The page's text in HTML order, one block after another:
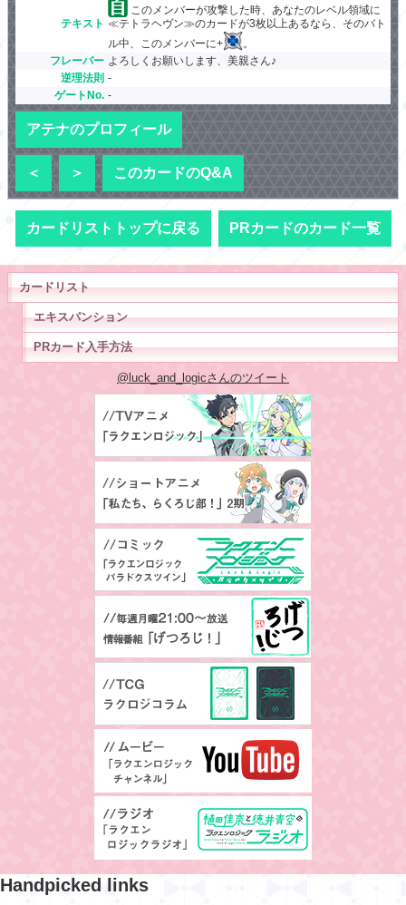
テキスト
このメンバーが攻撃した時、あなたのレベル領域に
≪テトラヘヴン≫のカードが3枚以上あるなら、そのバト
ル中、このメンバーに+
。
フレーバー よろしくお願いします、美親さん♪
逆理法則 -
ゲートNo. -
アテナのプロフィール
＜ ＞ このカードのQ&A
カードリストトップに戻る PRカードのカード一覧
カードリスト
エキスパンション
PRカード入手方法
@luck_and_logicさんのツイート
Handpicked links